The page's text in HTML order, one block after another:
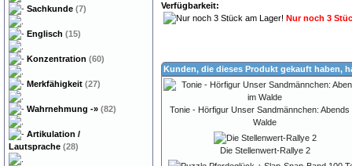
Verfügbarkeit:
Nur noch 3
Kunden, die dieses Produkt gekauft haben,
Tonie - Hörfigur Unser Sandmännchen: Abends
Walde
Die Stellenwert-Rallye 2
Sachkunde (7)
Englisch (15)
Konzentration (60)
Merkfähigkeit (27)
Wahrnehmung -» (82)
Artikulation /
Lautsprache (28)